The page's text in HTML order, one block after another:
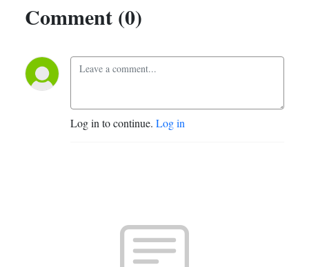
Comment (0)
Log in to continue. Log in